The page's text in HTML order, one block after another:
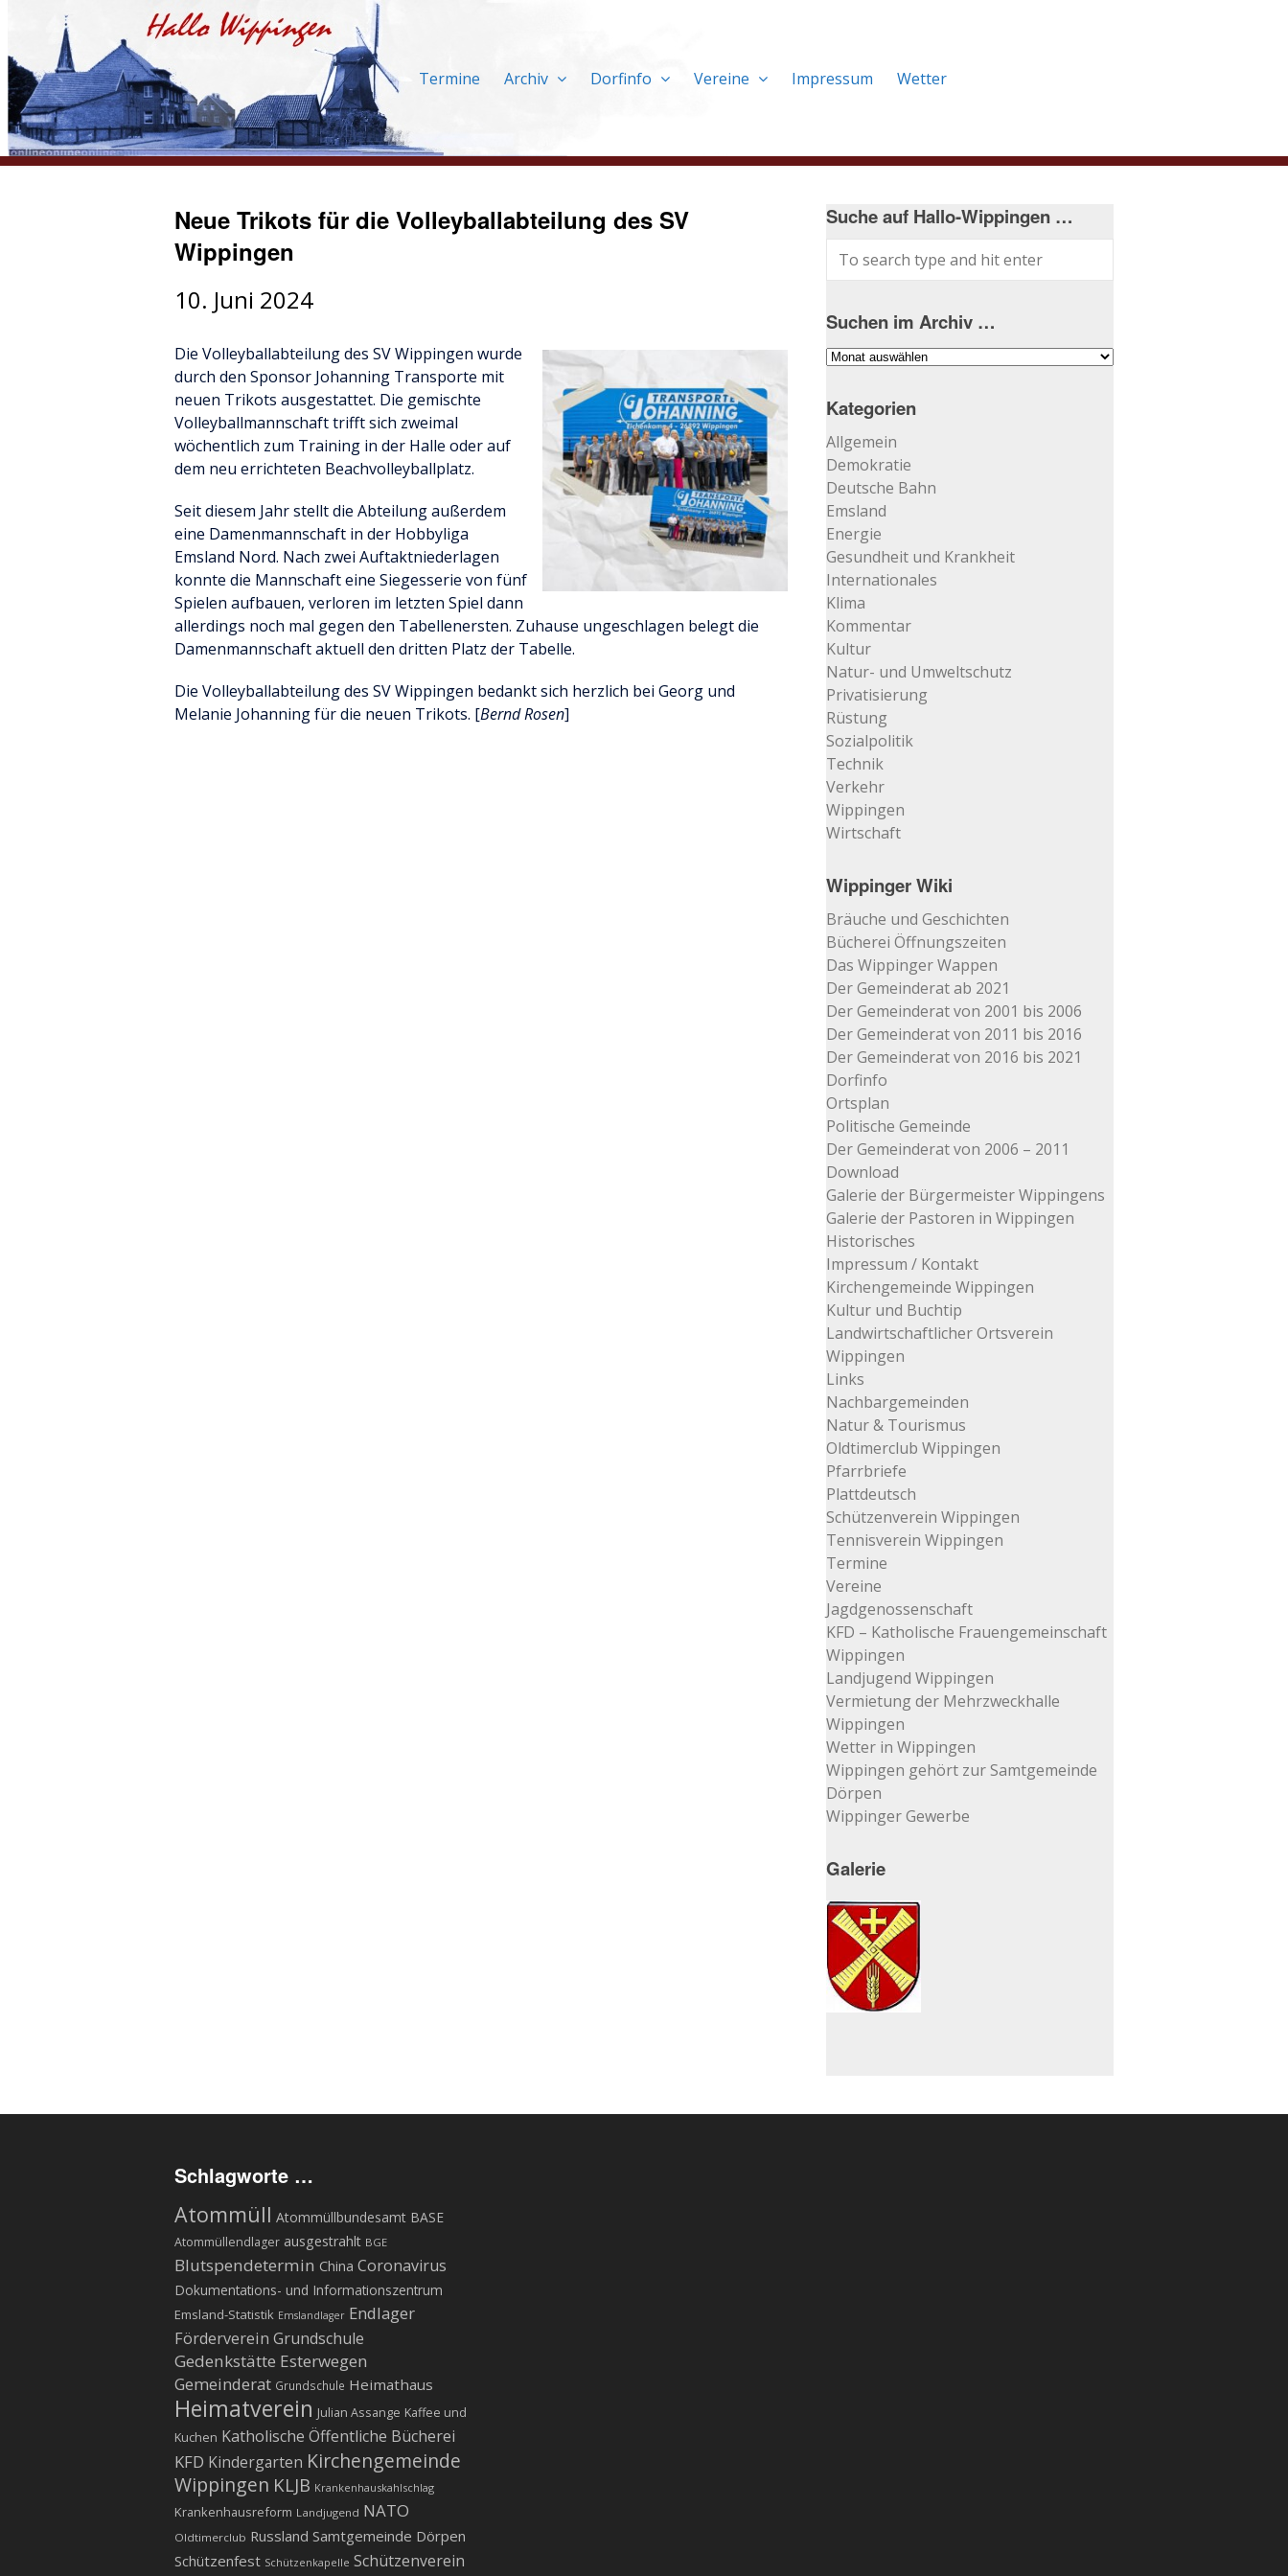
Termine Archiv Dorfinfo Vereine Impressum Wetter
Neue Trikots für die Volleyballabteilung des SV
Wippingen
10. Juni 2024
Die Volleyballabteilung des SV Wippingen wurde
durch den Sponsor Johanning Transporte mit
neuen Trikots ausgestattet. Die gemischte
Volleyballmannschaft trifft sich zweimal
wöchentlich zum Training in der Halle oder auf
dem neu errichteten Beachvolleyballplatz.
Seit diesem Jahr stellt die Abteilung außerdem
eine Damenmannschaft in der Hobbyliga
Emsland Nord. Nach zwei Auftaktniederlagen
konnte die Mannschaft eine Siegesserie von fünf
Spielen aufbauen, verloren im letzten Spiel dann
allerdings noch mal gegen den Tabellenersten. Zuhause ungeschlagen belegt die
Damenmannschaft aktuell den dritten Platz der Tabelle.
Die Volleyballabteilung des SV Wippingen bedankt sich herzlich bei Georg und
Melanie Johanning für die neuen Trikots. [Bernd Rosen]
Suche auf Hallo-Wippingen …
Suchen im Archiv …
Suchen
Archiv
Kategorien
Allgemein
Demokratie
Deutsche Bahn
Emsland
Energie
Gesundheit und Krankheit
Internationales
Klima
Kommentar
Kultur
Natur- und Umweltschutz
Privatisierung
Rüstung
Sozialpolitik
Technik
Verkehr
Wippingen
Wirtschaft
Wippinger Wiki
Bräuche und Geschichten
Bücherei Öffnungszeiten
Das Wippinger Wappen
Der Gemeinderat ab 2021
Der Gemeinderat von 2001 bis 2006
Der Gemeinderat von 2011 bis 2016
Der Gemeinderat von 2016 bis 2021
Dorfinfo
Ortsplan
Politische Gemeinde
Der Gemeinderat von 2006 – 2011
Download
Galerie der Bürgermeister Wippingens
Galerie der Pastoren in Wippingen
Historisches
Impressum / Kontakt
Kirchengemeinde Wippingen
Kultur und Buchtip
Landwirtschaftlicher Ortsverein
Wippingen
Links
Nachbargemeinden
Natur & Tourismus
Oldtimerclub Wippingen
Pfarrbriefe
Plattdeutsch
Schützenverein Wippingen
Tennisverein Wippingen
Termine
Vereine
Jagdgenossenschaft
KFD – Katholische Frauengemeinschaft
Wippingen
Landjugend Wippingen
Vermietung der Mehrzweckhalle
Wippingen
Wetter in Wippingen
Wippingen gehört zur Samtgemeinde
Dörpen
Wippinger Gewerbe
Galerie
Schlagworte …
Atommüll Atommüllbundesamt BASE
Atommüllendlager ausgestrahlt BGE
Blutspendetermin China Coronavirus
Dokumentations- und Informationszentrum
Emsland-Statistik Emslandlager Endlager
Förderverein Grundschule
Gedenkstätte Esterwegen
Gemeinderat Grundschule Heimathaus
Heimatverein Julian Assange Kaffee und
Kuchen Katholische Öffentliche Bücherei
KFD Kindergarten Kirchengemeinde
Wippingen KLJB Krankenhauskahlschlag
Krankenhausreform Landjugend NATO
Oldtimerclub Russland Samtgemeinde Dörpen
Schützenfest Schützenkapelle Schützenverein